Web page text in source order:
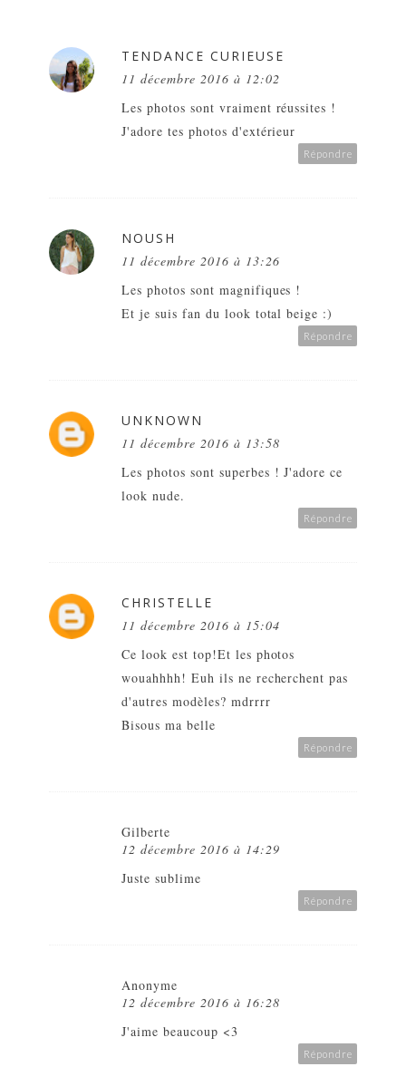
TENDANCE CURIEUSE
11 décembre 2016 à 12:02
Les photos sont vraiment réussites !
J'adore tes photos d'extérieur
Répondre
NOUSH
11 décembre 2016 à 13:26
Les photos sont magnifiques !
Et je suis fan du look total beige :)
Répondre
UNKNOWN
11 décembre 2016 à 13:58
Les photos sont superbes ! J'adore ce
look nude.
Répondre
CHRISTELLE
11 décembre 2016 à 15:04
Ce look est top!Et les photos
wouahhhh! Euh ils ne recherchent pas
d'autres modèles? mdrrrr
Bisous ma belle
Répondre
Gilberte
12 décembre 2016 à 14:29
Juste sublime
Répondre
Anonyme
12 décembre 2016 à 16:28
J'aime beaucoup <3
Répondre